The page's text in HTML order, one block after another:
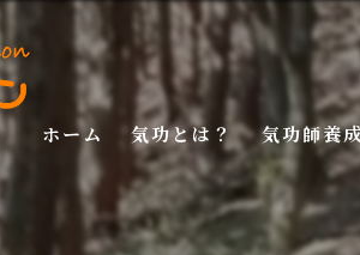
ホーム 気功とは？ 気功師養
入門講座